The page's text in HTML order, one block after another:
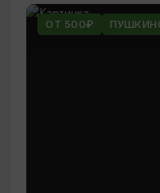
ОТ 500₽